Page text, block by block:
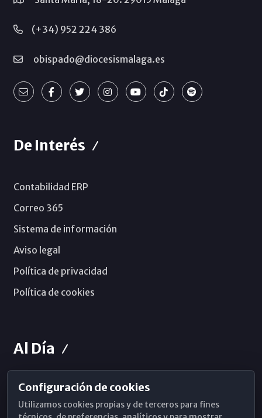
(+34) 952 224 386
obispado@diocesismalaga.es
De Interés
Contabilidad ERP
Correo 365
Sistema de información
Aviso legal
Política de privacidad
Política de cookies
Al Día
Horarios de Misa
Hemeroteca
Configuración de cookies
Utilizamos cookies propias y de terceros para fines